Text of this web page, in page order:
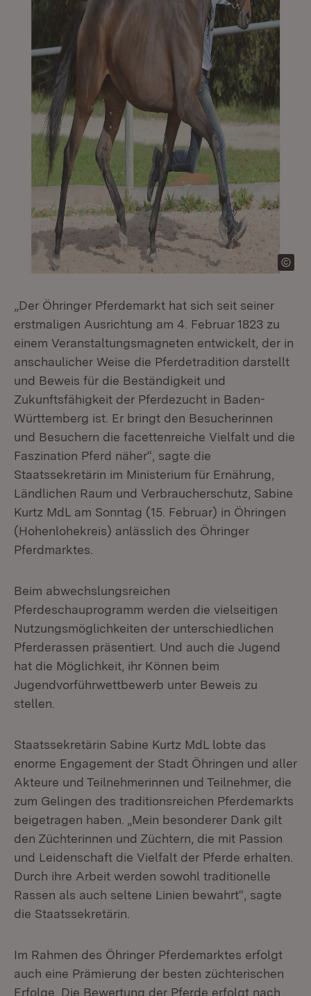
„Der Öhringer Pferdemarkt hat sich seit seiner
erstmaligen Ausrichtung am 4. Februar 1823 zu
einem Veranstaltungsmagneten entwickelt, der in
anschaulicher Weise die Pferdetradition darstellt
und Beweis für die Beständigkeit und
Zukunftsfähigkeit der Pferdezucht in Baden-
Württemberg ist. Er bringt den Besucherinnen
und Besuchern die facettenreiche Vielfalt und die
Faszination Pferd näher“, sagte die
Staatssekretärin im Ministerium für Ernährung,
Ländlichen Raum und Verbraucherschutz, Sabine
Kurtz MdL am Sonntag (15. Februar) in Öhringen
(Hohenlohekreis) anlässlich des Öhringer
Pferdmarktes.
Beim abwechslungsreichen
Pferdeschauprogramm werden die vielseitigen
Nutzungsmöglichkeiten der unterschiedlichen
Pferderassen präsentiert. Und auch die Jugend
hat die Möglichkeit, ihr Können beim
Jugendvorführwettbewerb unter Beweis zu
stellen.
Staatssekretärin Sabine Kurtz MdL lobte das
enorme Engagement der Stadt Öhringen und aller
Akteure und Teilnehmerinnen und Teilnehmer, die
zum Gelingen des traditionsreichen Pferdemarkts
beigetragen haben. „Mein besonderer Dank gilt
den Züchterinnen und Züchtern, die mit Passion
und Leidenschaft die Vielfalt der Pferde erhalten.
Durch ihre Arbeit werden sowohl traditionelle
Rassen als auch seltene Linien bewahrt“, sagte
die Staatssekretärin.
Im Rahmen des Öhringer Pferdemarktes erfolgt
auch eine Prämierung der besten züchterischen
Erfolge. Die Bewertung der Pferde erfolgt nach